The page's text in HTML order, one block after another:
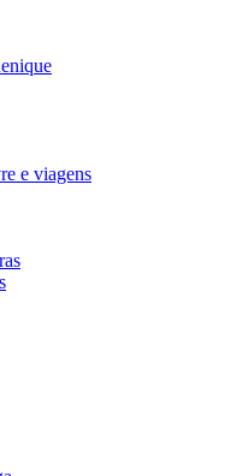
e viagens